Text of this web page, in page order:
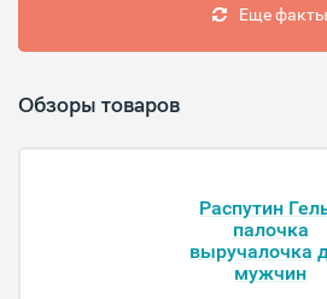
Еще факты
Обзоры товаров
Распутин
палочка
выручалочка
мужчин